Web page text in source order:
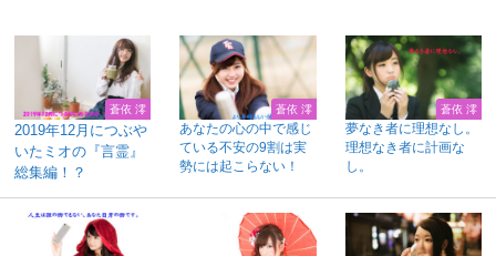
蒼依 澪
2019年12月につぶや
いたミオの『言霊』
総集編！？
蒼依 澪
あなたの心の中で感じ
ている不安の9割は実
勢には起こらない！
蒼依 澪
夢なき者に理想なし。
理想なき者に計画な
し。